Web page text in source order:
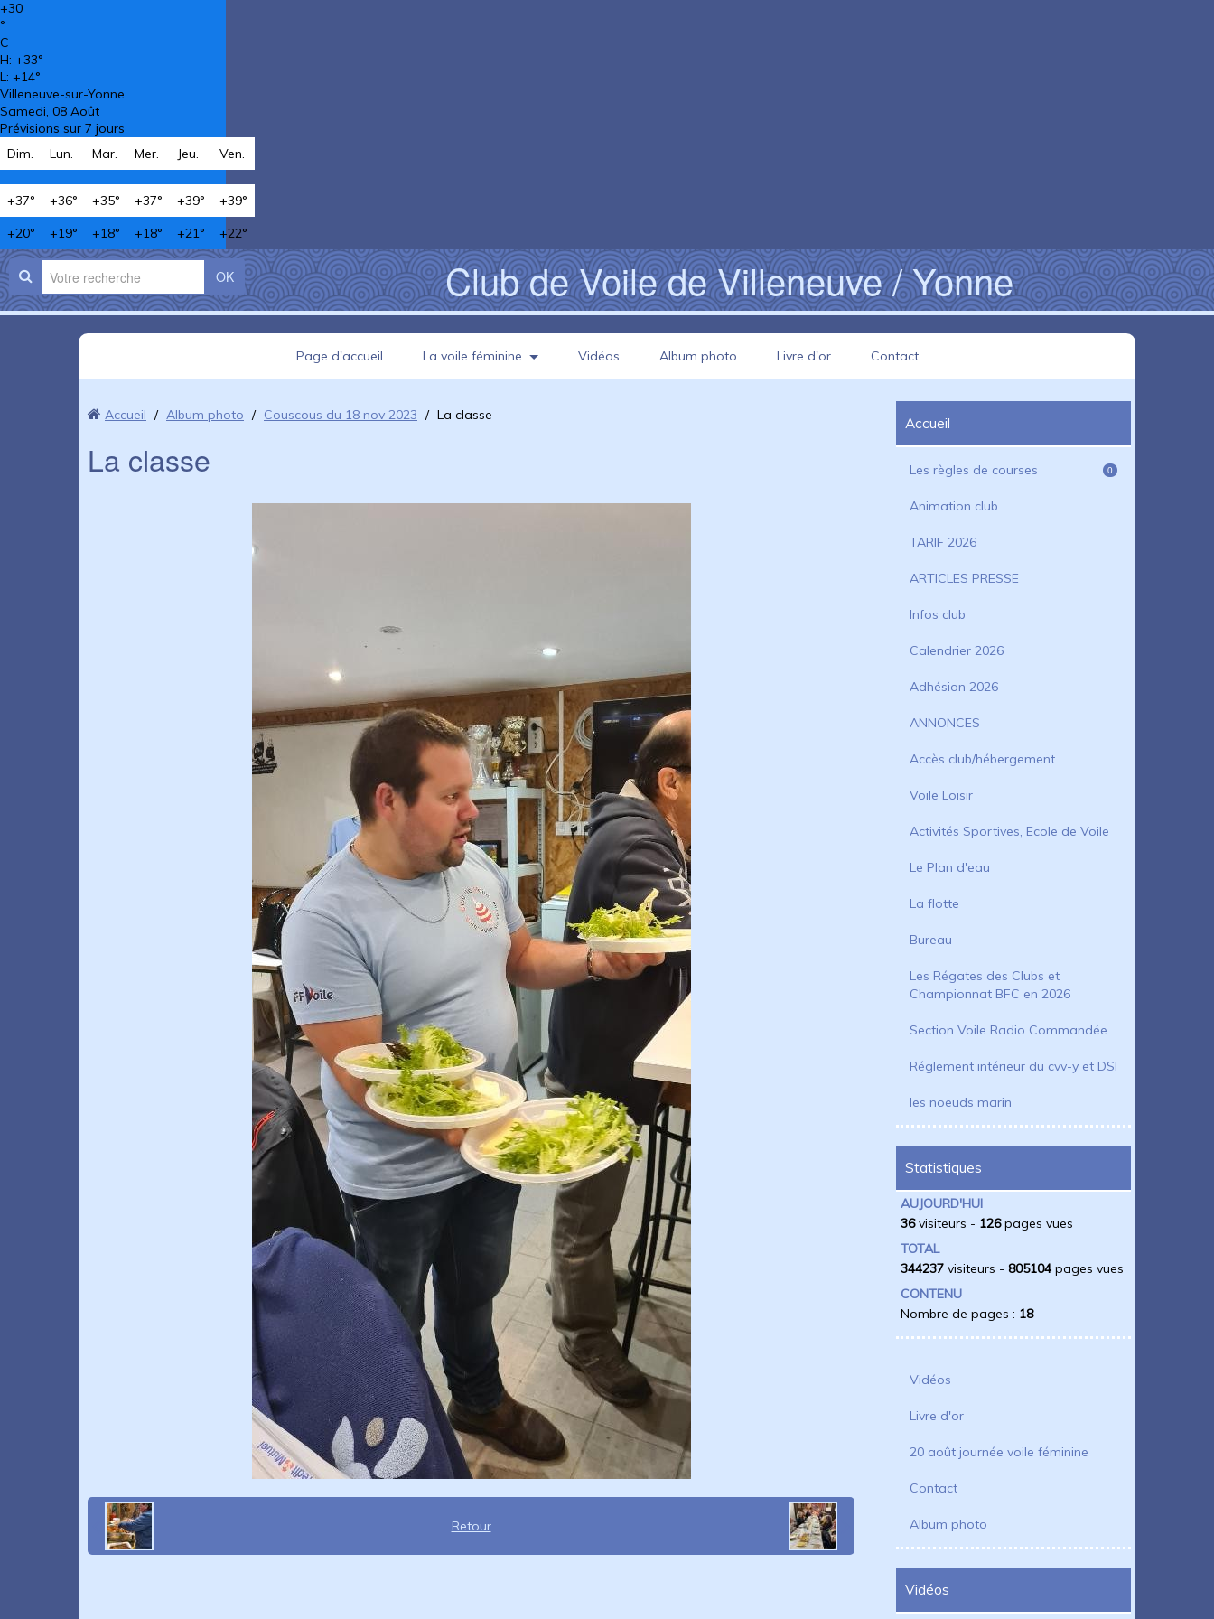
+30
°
C
H: +33°
L: +14°
Villeneuve-sur-Yonne
Samedi, 08 Août
Prévisions sur 7 jours
Dim.
Lun. Mar. Mer. Jeu. Ven.
+37° +36° +35° +37° +39° +39°
+20° +19° +18° +18° +21° +22°
OK Club de Voile de Villeneuve / Yonne
Page d'accueil La voile féminine Vidéos Album photo Livre d'or Contact
Accueil / Album photo / Couscous du 18 nov 2023 / La classe
La classe
Retour
Accueil
Les règles de courses 0
Animation club
TARIF 2026
ARTICLES PRESSE
Infos club
Calendrier 2026
Adhésion 2026
ANNONCES
Accès club/hébergement
Voile Loisir
Activités Sportives, Ecole de Voile
Le Plan d'eau
La flotte
Bureau
Les Régates des Clubs et
Championnat BFC en 2026
Section Voile Radio Commandée
Réglement intérieur du cvv-y et DSI
les noeuds marin
Statistiques
AUJOURD'HUI
36visiteurs - 126pages vues
TOTAL
344237visiteurs - 805104pages vues
CONTENU
Nombre de pages : 18
Vidéos
Livre d'or
20 août journée voile féminine
Contact
Album photo
Vidéos